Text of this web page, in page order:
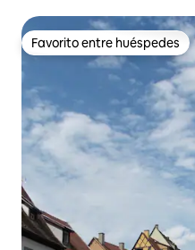
Favorito entre huéspedes
Favorito entre huéspedes